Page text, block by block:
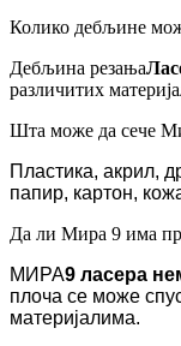
Колико дебљине
Дебљина резања
различитих
Шта може да сече
Пластика, акрил,
папир, картон,
Да ли Мира 9 има
МИРА9 ласера
плоча се може
материјалима.